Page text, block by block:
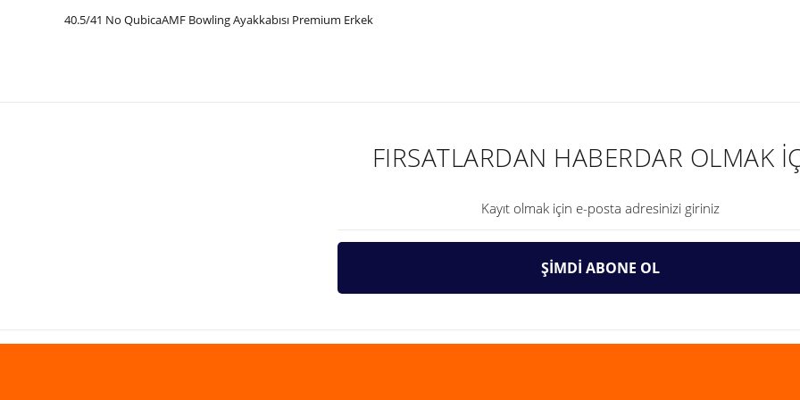
40.5/41 No QubicaAMF Bowling Ayakkabısı Premium Erkek
Gönder
FIRSATLARDAN HABERDAR OLMAK
ŞİMDİ ABONE OL